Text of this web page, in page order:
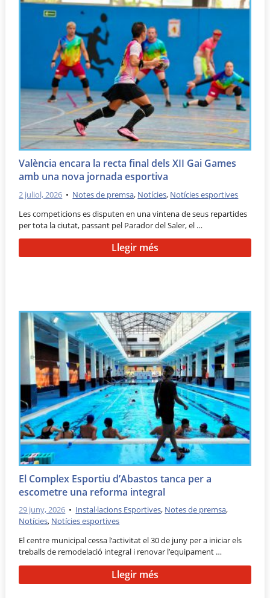
València encara la recta final dels XII Gai Games
amb una nova jornada esportiva
2 juliol, 2026 • Notes de premsa, Notícies, Notícies esportives
Les competicions es disputen en una vintena de seus repartides
per tota la ciutat, passant pel Parador del Saler, el …
Llegir més
El Complex Esportiu d’Abastos tanca per a
escometre una reforma integral
29 juny, 2026 • Instal·lacions Esportives, Notes de premsa,
Notícies, Notícies esportives
El centre municipal cessa l’activitat el 30 de juny per a iniciar els
treballs de remodelació integral i renovar l’equipament …
Llegir més